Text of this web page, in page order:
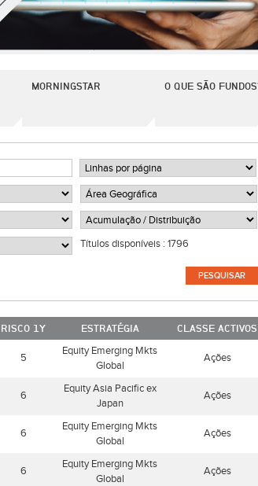
MORNINGSTAR O QUE SÃO
Títulos disponíveis : 1796
RISCO 1Y ESTRATÉGIA
CLASSE ACTIVOS
5
Equity Emerging Mkts
Global
Ações
6
Equity Asia Pacific ex
Japan
Ações
6
Equity Emerging Mkts
Global
Ações
6
Equity Emerging Mkts
Global
Ações